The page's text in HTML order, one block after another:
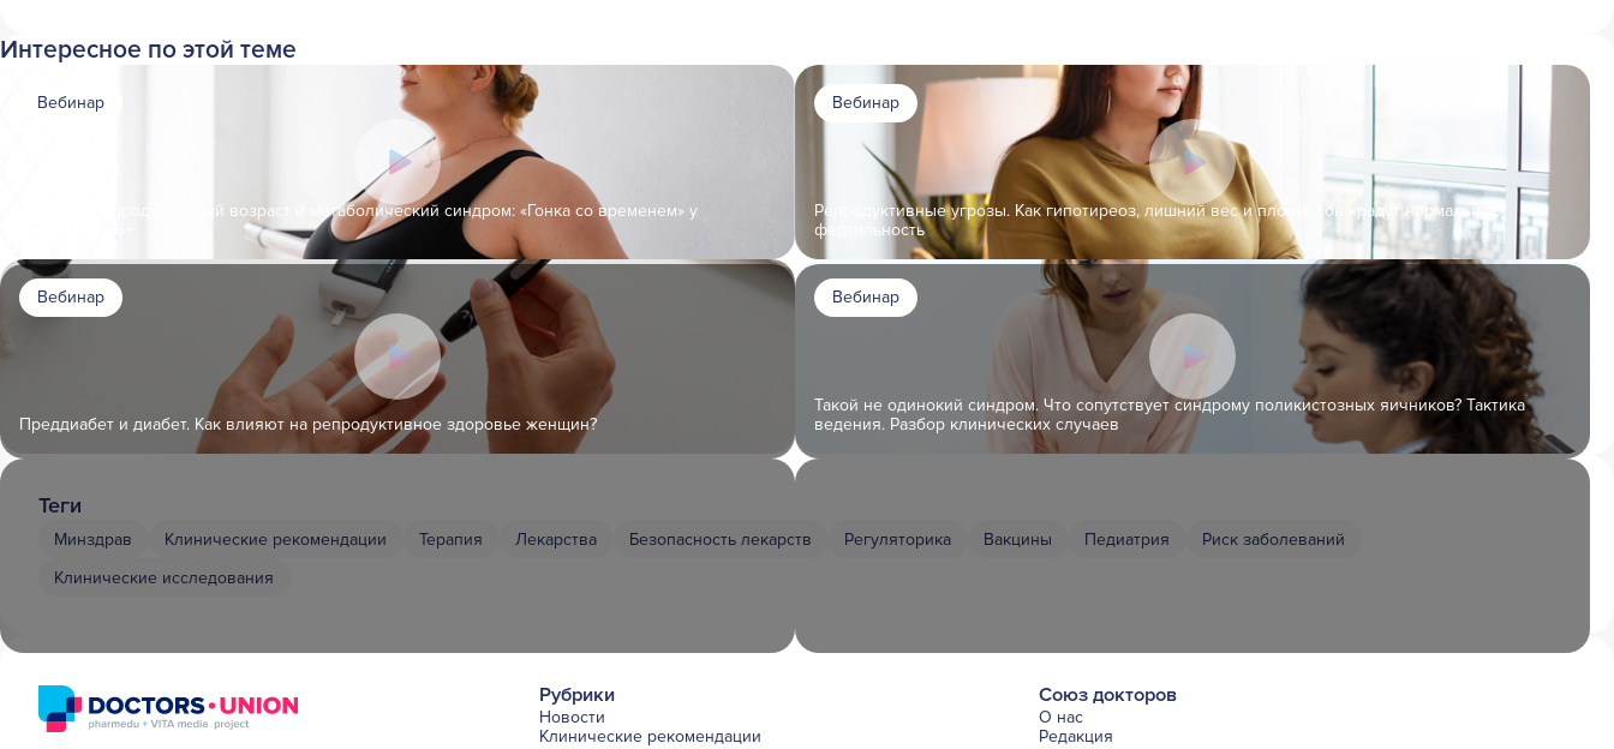
Интересное по этой теме
Вебинар
Поздний репродуктивный возраст и метаболический синдром: «Гонка со временем» у
Вебинар
Репродуктивные угрозы. Как гипотиреоз, лишний вес и плохой сон крадут нормальную
фертильность
Вебинар
Преддиабет и диабет. Как влияют на репродуктивное здоровье женщин?
Вебинар
Такой не одинокий синдром. Что сопутствует синдрому поликистозных яичников? Тактика
ведения. Разбор клинических случаев
Теги
Минздрав Клинические рекомендации Терапия Лекарства Безопасность лекарств Регуляторика Вакцины Педиатрия
Риск заболеваний
Клинические исследования
Рубрики
Новости
Клинические рекомендации
Союз докторов
О нас
Редакция